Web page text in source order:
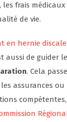
les frais
de vie.
en hernie discale
aussi de guider
. Cela
assurances